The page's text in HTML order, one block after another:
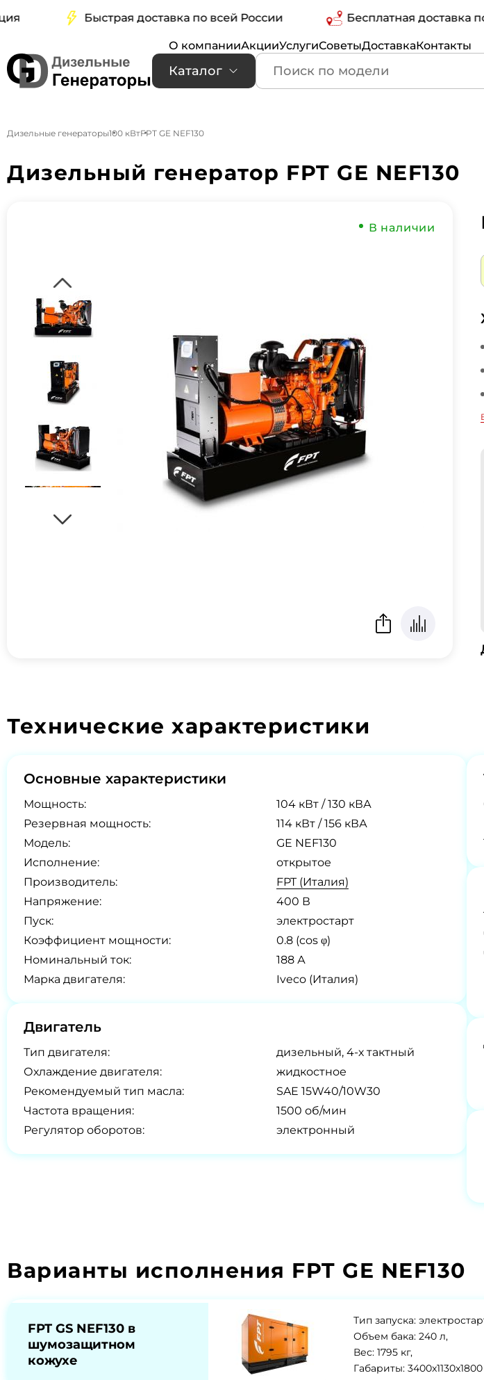
Быстрая доставка по всей России Бесплатная доставка по
О компанииАкцииУслугиСоветыДоставкаКонтакты
Каталог
Дизельные генераторы100 кВтFPT GE NEF130
Дизельный генератор FPT GE NEF130
В наличии
Технические характеристики
Основные характеристики
Мощность:
104 кВт / 130 кВА
Резервная мощность:
114 кВт / 156 кВА
Модель:
GE NEF130
Исполнение:
открытое
Производитель:
FPT (Италия)
Напряжение:
400 В
Пуск:
электростарт
Коэффициент мощности:
0.8 (cos φ)
Номинальный ток:
188 А
Марка двигателя:
Iveco (Италия)
Двигатель
Тип двигателя:
дизельный, 4-х тактный
Охлаждение двигателя:
жидкостное
Рекомендуемый тип масла:
SAE 15W40/10W30
Частота вращения:
1500 об/мин
Регулятор оборотов:
электронный
Варианты исполнения FPT GE NEF130
FPT GS NEF130 в
шумозащитном
кожухе
Тип запуска:
Объем бака: 240 л,
Вес: 1795 кг,
Габариты: